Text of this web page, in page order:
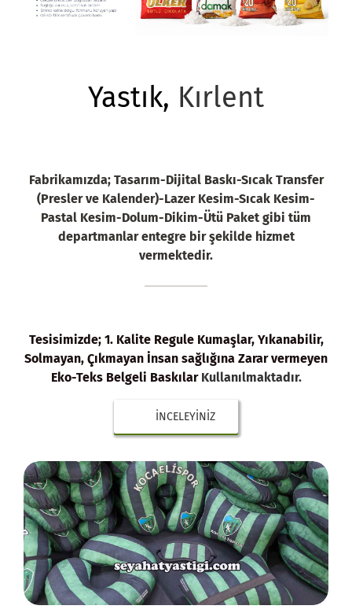
Yastık, Kırlent
Fabrikamızda; Tasarım-Dijital Baskı-Sıcak Transfer
(Presler ve Kalender)-Lazer Kesim-Sıcak Kesim-
Pastal Kesim-Dolum-Dikim-Ütü Paket gibi tüm
departmanlar entegre bir şekilde hizmet
vermektedir.
Tesisimizde; 1. Kalite Regule Kumaşlar, Yıkanabilir,
Solmayan, Çıkmayan İnsan sağlığına Zarar vermeyen
Eko-Teks Belgeli Baskılar Kullanılmaktadır.
İNCELEYINIZ